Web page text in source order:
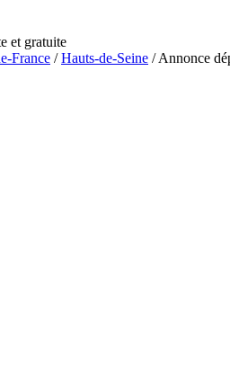
et gratuite
France /Hauts-de-Seine / Annonce